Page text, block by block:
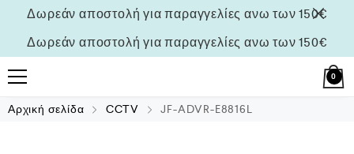
Δωρεάν αποστολή για παραγγελίες ανω των 150€
Δωρεάν αποστολή για παραγγελίες ανω των 150€
0
Αρχική σελίδα CCTV JF-ADVR-E8816L